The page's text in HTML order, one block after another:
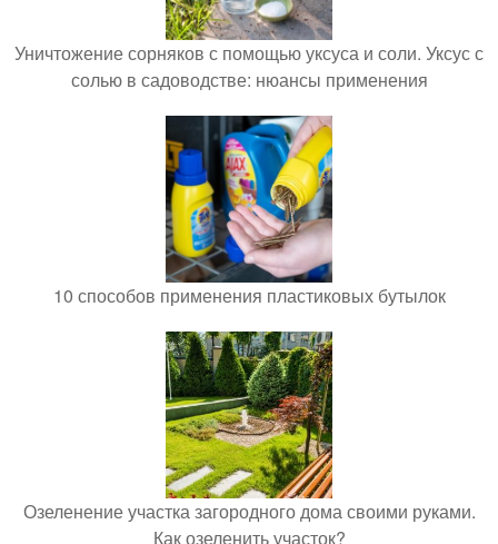
Уничтожение сорняков с помощью уксуса и соли. Уксус с
солью в садоводстве: нюансы применения
10 способов применения пластиковых бутылок
Озеленение участка загородного дома своими руками.
Как озеленить участок?